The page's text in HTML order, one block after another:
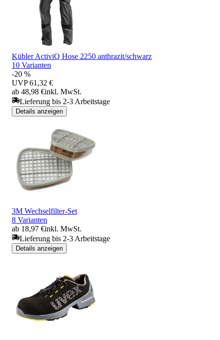
Kübler ActiviQ Hose 2250 anthrazit/schwarz
10 Varianten
-20 %
UVP 61,32 €
ab 48,98 €inkl. MwSt.
Lieferung bis 2-3 Arbeitstage
Details anzeigen
3M Wechselfilter-Set
8 Varianten
ab 18,97 €inkl. MwSt.
Lieferung bis 2-3 Arbeitstage
Details anzeigen